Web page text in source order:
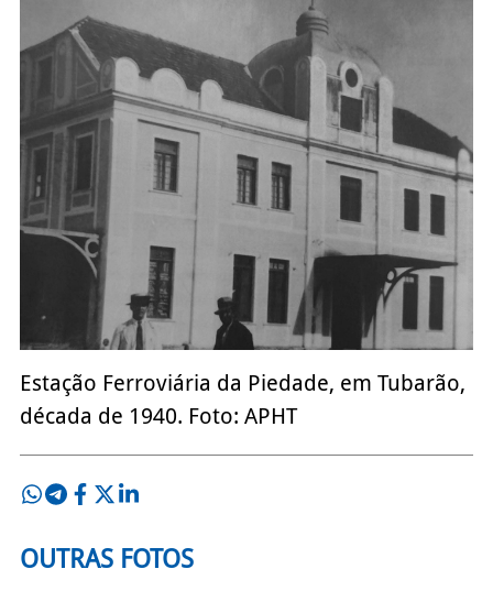
Estação Ferroviária da Piedade, em Tubarão,
década de 1940. Foto: APHT
OUTRAS FOTOS